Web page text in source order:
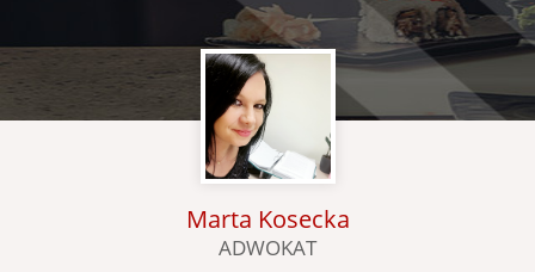
Marta Kosecka
ADWOKAT